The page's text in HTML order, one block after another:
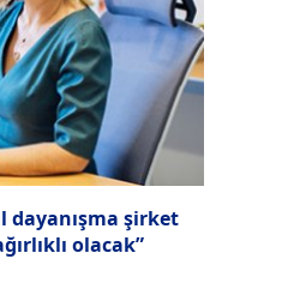
dayanışma şirket
olacak”